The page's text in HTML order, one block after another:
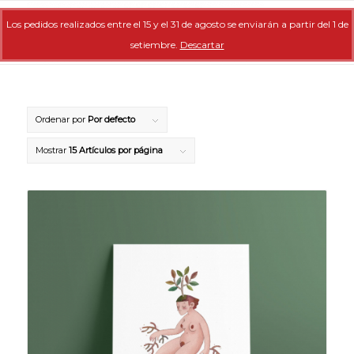
Los pedidos realizados entre el 15 y el 31 de agosto se enviarán a partir del 1 de
setiembre. Descartar
Ordenar por Por defecto
Mostrar 15 Artículos por página